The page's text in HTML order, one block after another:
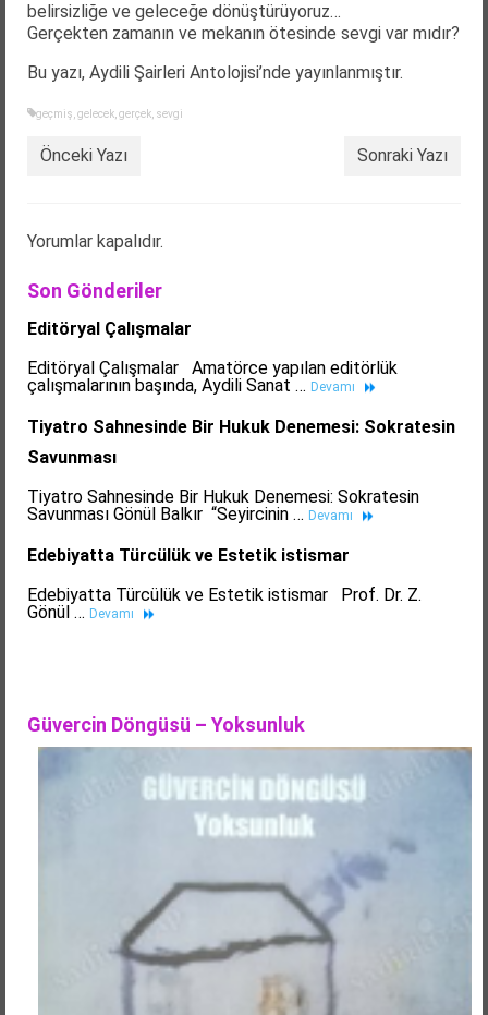
belirsizliğe ve geleceğe dönüştürüyoruz…
Gerçekten zamanın ve mekanın ötesinde sevgi var mıdır?
­Bu yazı, Aydili Şairleri Antolojisi’nde yayınlanmıştır.
geçmiş gelecek gerçek sevgi
Önceki Yazı Sonraki Yazı
Yorumlar kapalıdır.
Son Gönderiler
Editöryal Çalışmalar
Editöryal Çalışmalar Amatörce yapılan editörlük
çalışmalarının başında, Aydili Sanat … Devamı
Tiyatro Sahnesinde Bir Hukuk Denemesi: Sokratesin
Savunması
Tiyatro Sahnesinde Bir Hukuk Denemesi: Sokratesin
Savunması Gönül Balkır “Seyircinin … Devamı
Edebiyatta Türcülük ve Estetik istismar
Edebiyatta Türcülük ve Estetik istismar Prof. Dr. Z.
Gönül … Devamı
Güvercin Döngüsü – Yoksunluk